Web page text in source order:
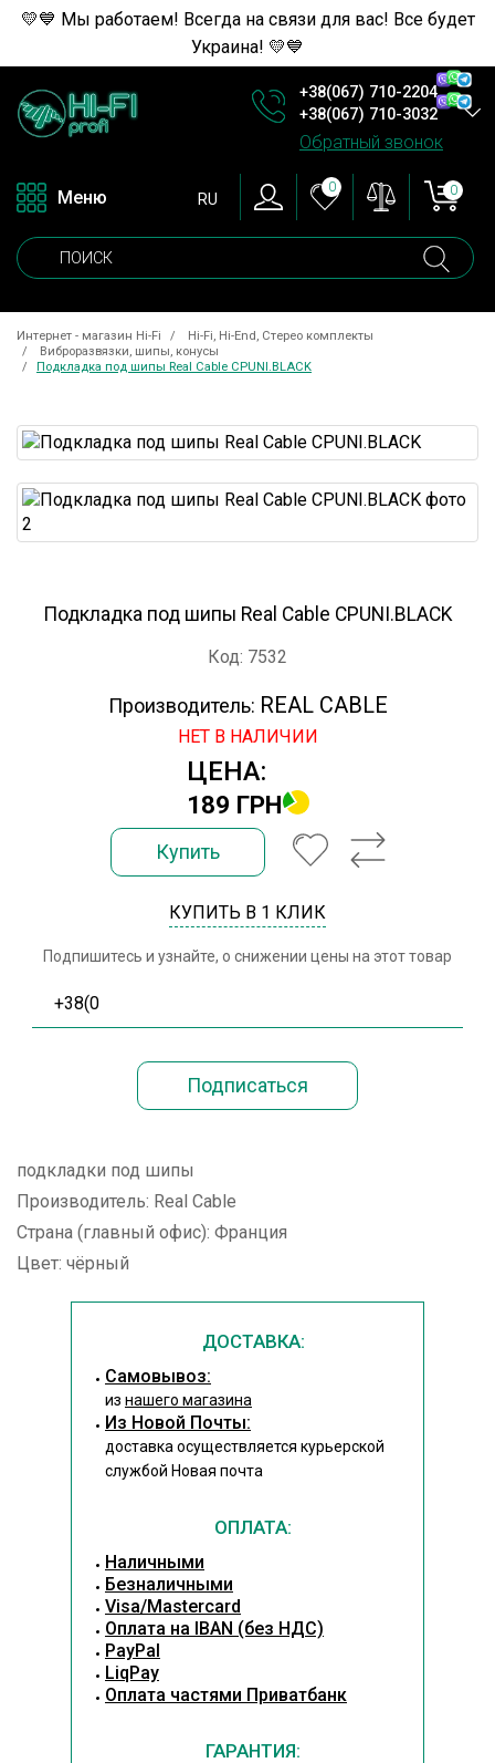
💛💙 Мы работаем! Всегда на связи для вас! Все будет
Украина! 💛💙
+38(067) 710-2204
+38(067) 710-3032
Обратный звонок
Меню RU
0 0
Интернет - магазин Hi-Fi
Hi-Fi, Hi-End, Стерео комплекты
Виброразвязки, шипы, конусы
Подкладка под шипы Real Cable CPUNI.BLACK
Подкладка под шипы Real Cable CPUNI.BLACK
Код: 7532
Производитель: REAL CABLE
НЕТ В НАЛИЧИИ
ЦЕНА:
189 ГРН
Купить
КУПИТЬ В 1 КЛИК
Подпишитесь и узнайте, о снижении цены на этот товар
подкладки под шипы
Производитель: Real Cable
Страна (главный офис): Франция
Цвет: чёрный
ДОСТАВКА:
Cамовывоз:
из нашего магазина
Из Новой Почты:
доставка осуществляется курьерской
службой Новая почта
ОПЛАТА:
Наличными
Безналичными
Visa/Mastercard
Оплата на IBAN (без НДС)
PayPal
LiqPay
Оплата частями Приватбанк
ГАРАНТИЯ: